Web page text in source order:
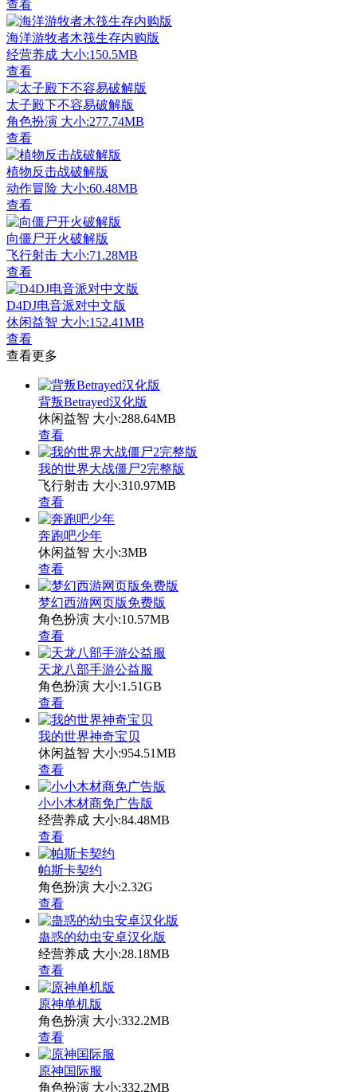
查看
海洋游牧者木筏生存内购版
经营养成 大小:150.5MB
查看
太子殿下不容易破解版
角色扮演 大小:277.74MB
查看
植物反击战破解版
动作冒险 大小:60.48MB
查看
向僵尸开火破解版
飞行射击 大小:71.28MB
查看
D4DJ电音派对中文版
休闲益智 大小:152.41MB
查看
查看更多
背叛Betrayed汉化版
休闲益智 大小:288.64MB
查看
我的世界大战僵尸2完整版
飞行射击 大小:310.97MB
查看
奔跑吧少年
休闲益智 大小:3MB
查看
梦幻西游网页版免费版
角色扮演 大小:10.57MB
查看
天龙八部手游公益服
角色扮演 大小:1.51GB
查看
我的世界神奇宝贝
休闲益智 大小:954.51MB
查看
小小木材商免广告版
经营养成 大小:84.48MB
查看
帕斯卡契约
角色扮演 大小:2.32G
查看
蛊惑的幼虫安卓汉化版
经营养成 大小:28.18MB
查看
原神单机版
角色扮演 大小:332.2MB
查看
原神国际服
角色扮演 大小:332.2MB